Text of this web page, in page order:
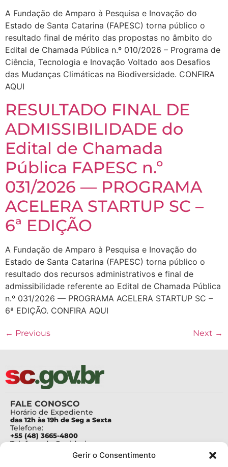
Gerir o Consentimento
A Fundação de Amparo à Pesquisa e Inovação do
Estado de Santa Catarina (FAPESC) torna público o
resultado final de mérito das propostas no âmbito do
Edital de Chamada Pública n.º 010/2026 – Programa de
Ciência, Tecnologia e Inovação Voltado aos Desafios
das Mudanças Climáticas na Biodiversidade. CONFIRA
AQUI
RESULTADO FINAL DE
ADMISSIBILIDADE do
Edital de Chamada
Pública FAPESC n.º
031/2026 — PROGRAMA
ACELERA STARTUP SC –
6ª EDIÇÃO
A Fundação de Amparo à Pesquisa e Inovação do
Estado de Santa Catarina (FAPESC) torna público o
resultado dos recursos administrativos e final de
admissibilidade referente ao Edital de Chamada Pública
n.º 031/2026 — PROGRAMA ACELERA STARTUP SC –
6ª EDIÇÃO. CONFIRA AQUI
← Previous Next →
FALE CONOSCO
Horário de Expediente
das 12h às 19h de Seg a Sexta
Telefone:
+55 (48) 3665-4800
Telefone da Ouvidoria